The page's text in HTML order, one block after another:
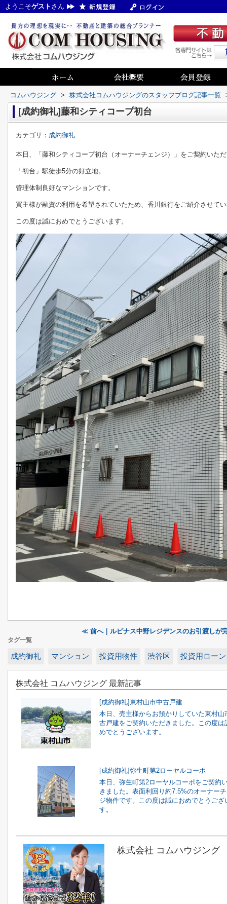
ようこそゲスト さん
コムハウジング > 株式会社コムハウジングのスタッフブログ記事一覧
[成約御礼]藤和シティコープ初台
カテゴリ： 成約御礼
本日、「藤和シティコープ初台（オーナーチェンジ）」をご契約いた
「初台」駅徒歩5分の好立地。
管理体制良好なマンションです。
買主様が融資の利用を希望されていたため、香川銀行をご紹介させて
この度は誠におめでとうございます。
≪ 前へ｜ルピナス中野レジデンスのお引渡しが
タグ一覧
成約御礼 マンション 投資用物件 渋谷区 投資用ローン
株式会社 コムハウジング 最新記事
[成約御礼]東村山市中古戸建
本日、売主様からお預かりしていた東村山
古戸建をご契約いただきました。この度は
めでとうございます。
[成約御礼]弥生町第2ローヤルコーポ
本日、弥生町第2ローヤルコーポをご契約
きました。表面利回り約7.5%のオーナー
ジ物件です。この度は誠におめでとうござ
す。
株式会社 コムハウジング